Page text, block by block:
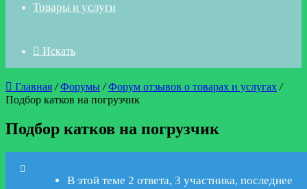
Товары и услуги
Искать
Главная / Форумы / Форум отзывов о товарах и услугах /
Подбор катков на погрузчик
Подбор катков на погрузчик
В этой теме 2 ответа, 3 участника, последнее